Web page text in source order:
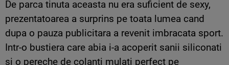
De parca tinuta aceasta nu era suficient de sexy,
prezentatoarea a surprins pe toata lumea cand
dupa o pauza publicitara a revenit imbracata sport.
Intr-o bustiera care abia i-a acoperit sanii siliconati
si o pereche de colanti mulati perfect pe